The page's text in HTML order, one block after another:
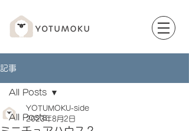
記事
All Posts
All Posts
YOTUMOKU-side
2023年8月2日